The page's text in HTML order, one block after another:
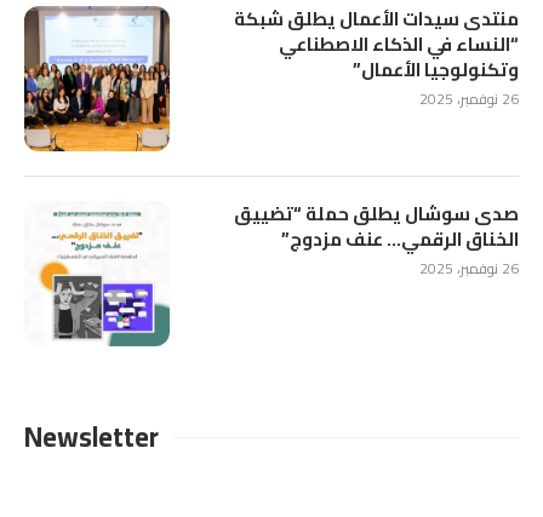
منتدى سيدات الأعمال يطلق شبكة
“النساء في الذكاء الاصطناعي
وتكنولوجيا الأعمال”
26 نوفمبر، 2025
صدى سوشال يطلق حملة “تضييق
الخناق الرقمي… عنف مزدوج”
26 نوفمبر، 2025
Newsletter